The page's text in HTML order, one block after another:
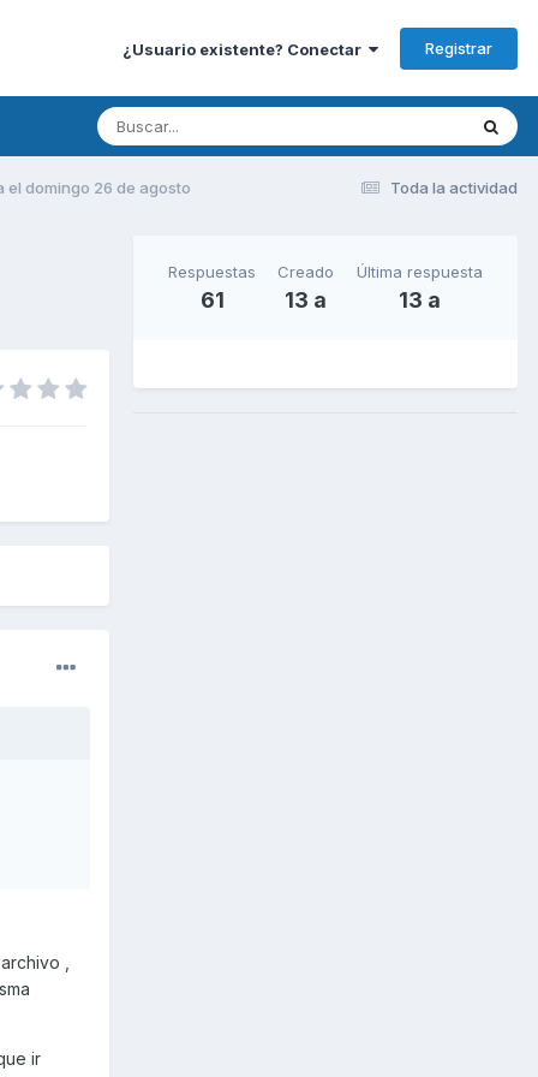
¿Usuario existente? Conectar Registrar
Toda la actividad
domingo 26 de agosto
,
ir
Respuestas
61
Creado
13 a
Última respuesta
13 a